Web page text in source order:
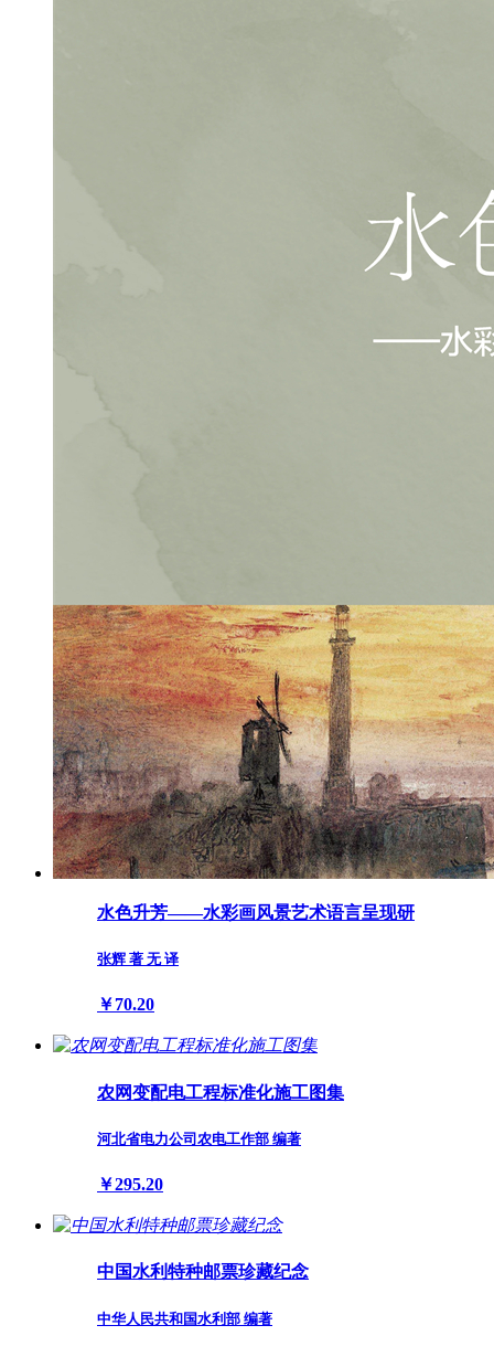
水色升芳——水彩画风景艺术语言呈现研
张辉 著 无 译
￥70.20
农网变配电工程标准化施工图集
河北省电力公司农电工作部 编著
￥295.20
中国水利特种邮票珍藏纪念
中华人民共和国水利部 编著